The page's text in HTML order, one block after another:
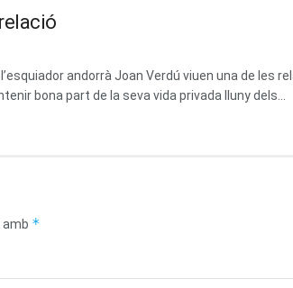
andorrà Joan Verdú viuen una de les
bona part de la seva vida privada lluny dels...
*